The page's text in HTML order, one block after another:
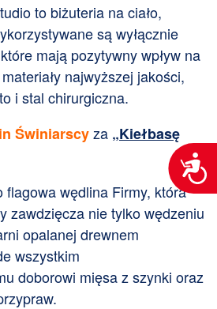
to biżuteria na ciało,
są wyłącznie
mają pozytywny wpływ na
najwyższej jakości,
i stal chirurgiczna.
Świniarscyza „Kiełbasę
flagowa wędlina Firmy, która
zawdzięcza nie tylko wędzeniu
opalanej drewnem
wszystkim
doborowi mięsa z szynki oraz